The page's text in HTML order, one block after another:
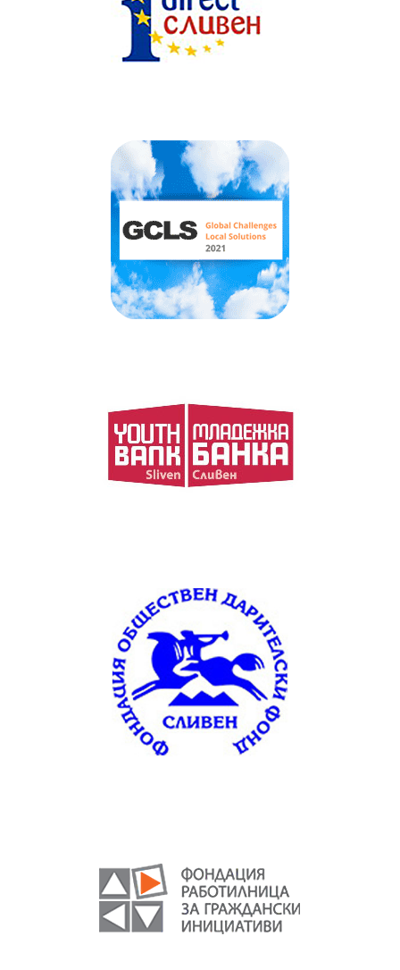
Текст на текстовбанер
featuredimage. Някаква
проба тук.